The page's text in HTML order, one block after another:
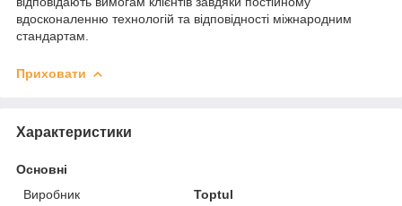
вдосконаленню технологій та відповідності міжнародним
стандартам.
Приховати
Характеристики
Основні
Виробник
Toptul